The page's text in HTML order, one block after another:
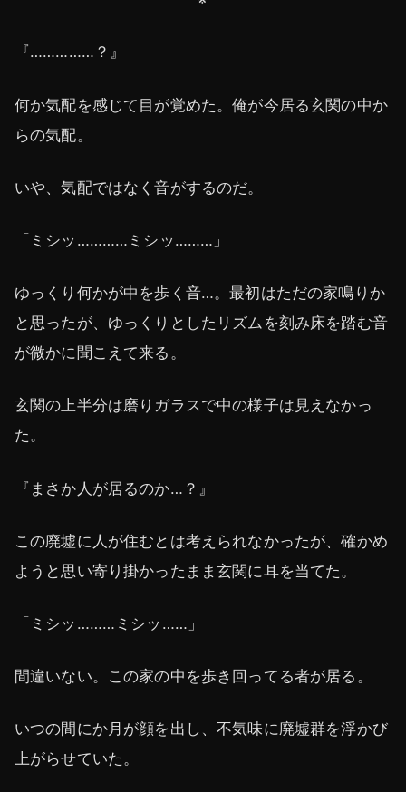
『……………？』
何か気配を感じて目が覚めた。俺が今居る玄関の中か
らの気配。
いや、気配ではなく音がするのだ。
「ミシッ…………ミシッ………」
ゆっくり何かが中を歩く音…。最初はただの家鳴りか
と思ったが、ゆっくりとしたリズムを刻み床を踏む音
が微かに聞こえて来る。
玄関の上半分は磨りガラスで中の様子は見えなかっ
た。
『まさか人が居るのか…？』
この廃墟に人が住むとは考えられなかったが、確かめ
ようと思い寄り掛かったまま玄関に耳を当てた。
「ミシッ………ミシッ……」
間違いない。この家の中を歩き回ってる者が居る。
いつの間にか月が顔を出し、不気味に廃墟群を浮かび
上がらせていた。